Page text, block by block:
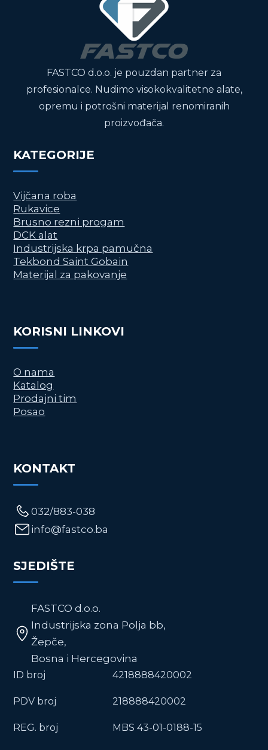
FASTCO d.o.o. je pouzdan partner za
profesionalce. Nudimo visokokvalitetne alate,
opremu i potrošni materijal renomiranih
proizvođača.
KATEGORIJE
Vijčana roba
Rukavice
Brusno rezni progam
DCK alat
Industrijska krpa pamučna
Tekbond Saint Gobain
Materijal za pakovanje
KORISNI LINKOVI
O nama
Katalog
Prodajni tim
Posao
KONTAKT
032/883-038
info@fastco.ba
SJEDIŠTE
FASTCO d.o.o.
Industrijska zona Polja bb,
Žepče,
Bosna i Hercegovina
ID broj 4218888420002
PDV broj 218888420002
REG. broj MBS 43-01-0188-15